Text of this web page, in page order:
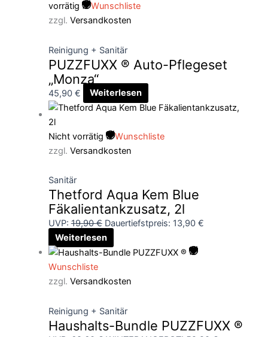
vorrätig
Wunschliste
zzgl. Versandkosten
Reinigung + Sanitär
PUZZFUXX ® Auto-Pflegeset
„Monza“
45,90 € Weiterlesen
Nicht vorrätig
Wunschliste
zzgl. Versandkosten
Sanitär
Thetford Aqua Kem Blue
Fäkalientankzusatz, 2l
UVP: 19,90€ Dauertiefstpreis: 13,90 €
Weiterlesen
Wunschliste
zzgl. Versandkosten
Reinigung + Sanitär
Haushalts-Bundle PUZZFUXX ®